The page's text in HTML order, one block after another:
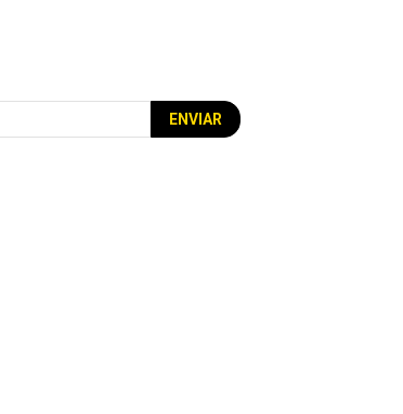
ENVIAR